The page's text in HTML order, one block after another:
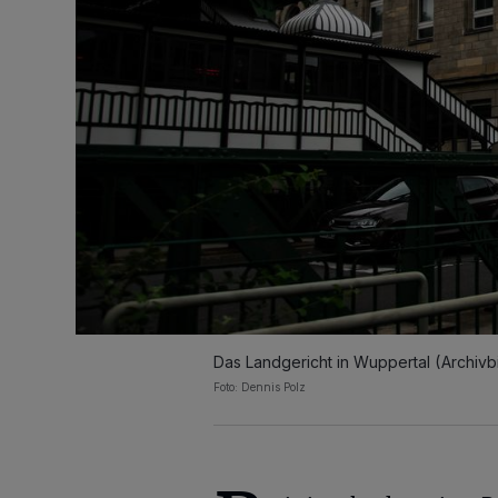
Das Landgericht in Wuppertal
Foto: Dennis Polz